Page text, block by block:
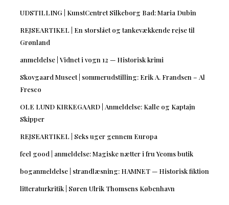
UDSTILLING | KunstCentret Silkeborg Bad: Maria Dubin
REJSEARTIKEL | En storslået og tankevækkende rejse til
Grønland
anmeldelse | Vidnet i vogn 12 — Historisk krimi
Skovgaard Museet | sommerudstilling: Erik A. Frandsen – Al
Fresco
OLE LUND KIRKEGAARD | Anmeldelse: Kalle og Kaptajn
Skipper
REJSEARTIKEL | Seks uger gennem Europa
feel good | anmeldelse: Magiske nætter i fru Yeoms butik
boganmeldelse | strandlæsning: HAMNET — Historisk fiktion
litteraturkritik | Søren Ulrik Thomsens København